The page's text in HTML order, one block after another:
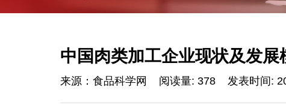
中国肉类加工企业现状及发展
来源：食品科学网 阅读量: 378 发表时间: